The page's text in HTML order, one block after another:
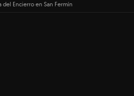
del Encierro en San Fermín